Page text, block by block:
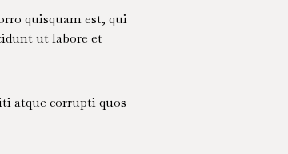
quisquam est, qui
ut labore et
atque corrupti quos